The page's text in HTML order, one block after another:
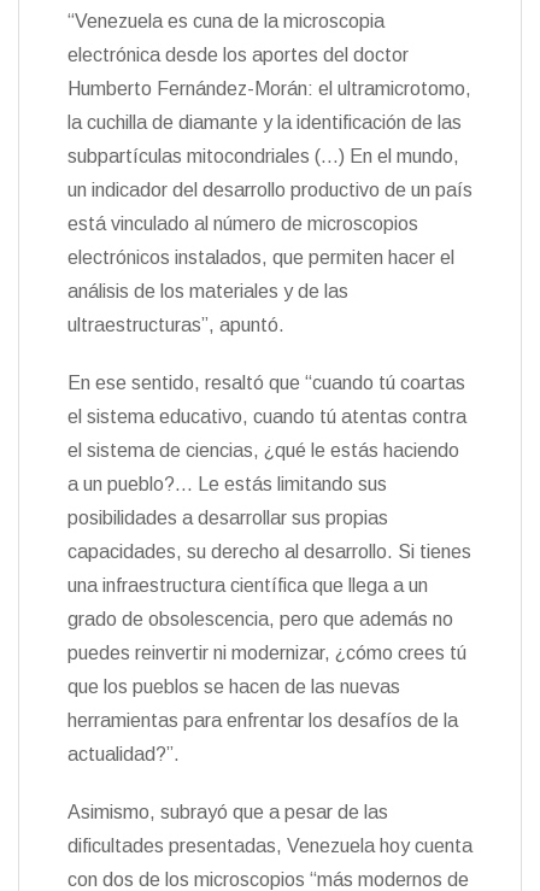
“Venezuela es cuna de la microscopia
electrónica desde los aportes del doctor
Humberto Fernández-Morán: el ultramicrotomo,
la cuchilla de diamante y la identificación de las
subpartículas mitocondriales (…) En el mundo,
un indicador del desarrollo productivo de un país
está vinculado al número de microscopios
electrónicos instalados, que permiten hacer el
análisis de los materiales y de las
ultraestructuras”, apuntó.
En ese sentido, resaltó que “cuando tú coartas
el sistema educativo, cuando tú atentas contra
el sistema de ciencias, ¿qué le estás haciendo
a un pueblo?… Le estás limitando sus
posibilidades a desarrollar sus propias
capacidades, su derecho al desarrollo. Si tienes
una infraestructura científica que llega a un
grado de obsolescencia, pero que además no
puedes reinvertir ni modernizar, ¿cómo crees tú
que los pueblos se hacen de las nuevas
herramientas para enfrentar los desafíos de la
actualidad?”.
Asimismo, subrayó que a pesar de las
dificultades presentadas, Venezuela hoy cuenta
con dos de los microscopios “más modernos de